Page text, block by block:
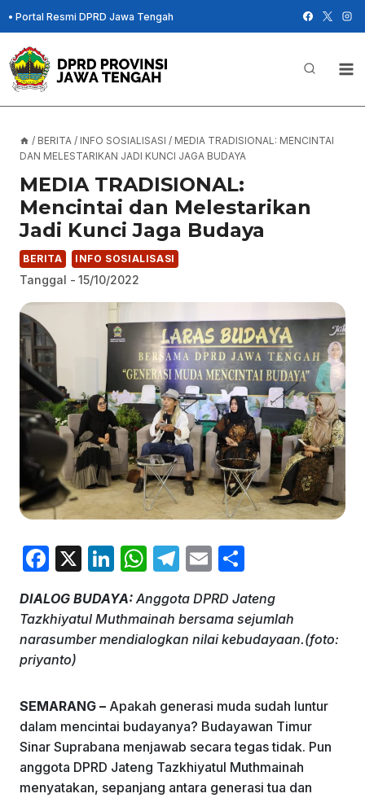
Skip
to
content
• Portal Resmi DPRD Jawa Tengah
/ BERITA / INFO SOSIALISASI / MEDIA TRADISIONAL: MENCINTAI
DAN MELESTARIKAN JADI KUNCI JAGA BUDAYA
MEDIA TRADISIONAL:
Mencintai dan Melestarikan
Jadi Kunci Jaga Budaya
BERITA INFO SOSIALISASI
Tanggal - 15/10/2022
F
c
e
b
o
k
X
Li
k
e
W
at
s
p
T
e
gr
E
ai
l
ar
e
DIALOG BUDAYA: Anggota DPRD Jateng
Tazkhiyatul Muthmainah bersama sejumlah
narasumber mendialogkan nilai kebudayaan.(foto:
priyanto)
SEMARANG – Apakah generasi muda sudah luntur
dalam mencintai budayanya? Budayawan Timur
Sinar Suprabana menjawab secara tegas tidak. Pun
anggota DPRD Jateng Tazkhiyatul Muthmainah
menyatakan, sepanjang antara generasi tua dan